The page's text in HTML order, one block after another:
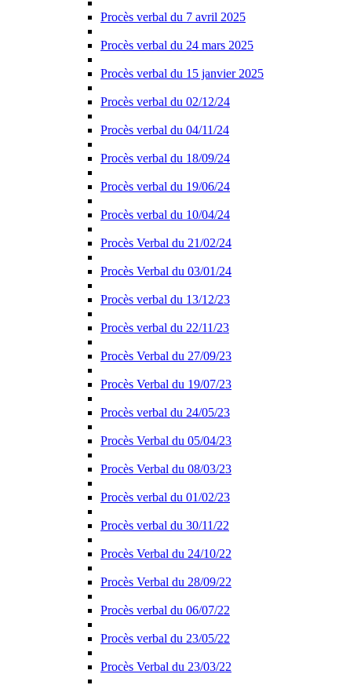
Procès verbal du 7 avril 2025
Procès verbal du 24 mars 2025
Procès verbal du 15 janvier 2025
Procès verbal du 02/12/24
Procès verbal du 04/11/24
Procès verbal du 18/09/24
Procès verbal du 19/06/24
Procès verbal du 10/04/24
Procès Verbal du 21/02/24
Procès Verbal du 03/01/24
Procès verbal du 13/12/23
Procès verbal du 22/11/23
Procès Verbal du 27/09/23
Procès Verbal du 19/07/23
Procès verbal du 24/05/23
Procès Verbal du 05/04/23
Procès Verbal du 08/03/23
Procès verbal du 01/02/23
Procès verbal du 30/11/22
Procès Verbal du 24/10/22
Procès Verbal du 28/09/22
Procès verbal du 06/07/22
Procès verbal du 23/05/22
Procès Verbal du 23/03/22